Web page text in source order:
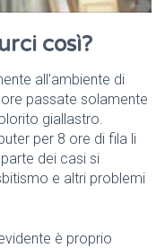
così?
all’ambiente di
passate solamente
giallastro.
per 8 ore di fila li
dei casi si
e altri problemi
è proprio